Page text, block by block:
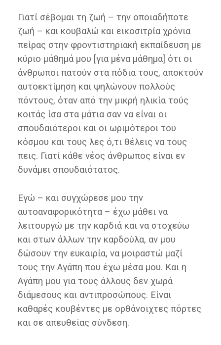
Γιατί σέβομαι τη ζωή – την οποιαδήποτε
ζωή – και κουβαλώ και εικοσιτρία χρόνια
πείρας στην φροντιστηριακή εκπαίδευση με
κύριο μάθημά μου [για μένα μάθημα] ότι οι
άνθρωποι πατούν στα πόδια τους, αποκτούν
αυτοεκτίμηση και ψηλώνουν πολλούς
πόντους, όταν από την μικρή ηλικία τούς
κοιτάς ίσα στα μάτια σαν να είναι οι
σπουδαιότεροι και οι ωριμότεροι του
κόσμου και τους λες ό,τι θέλεις να τους
πεις. Γιατί κάθε νέος άνθρωπος είναι εν
δυνάμει σπουδαιότατος.
Εγώ – και συγχώρεσε μου την
αυτοαναφορικότητα – έχω μάθει να
λειτουργώ με την καρδιά και να στοχεύω
και στων άλλων την καρδούλα, αν μου
δώσουν την ευκαιρία, να μοιραστώ μαζί
τους την Αγάπη που έχω μέσα μου. Και η
Αγάπη μου για τους άλλους δεν χωρά
διάμεσους και αντιπροσώπους. Είναι
καθαρές κουβέντες με ορθάνοιχτες πόρτες
και σε απευθείας σύνδεση.